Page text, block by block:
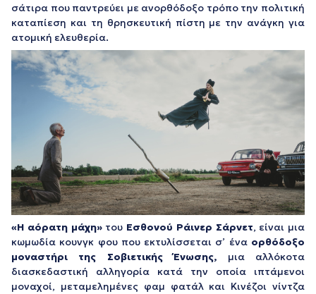
σάτιρα που παντρεύει με ανορθόδοξο τρόπο την πολιτική
καταπίεση και τη θρησκευτική πίστη με την ανάγκη για
ατομική ελευθερία.
«Η αόρατη μάχη»του Εσθονού Ράινερ Σάρνετ, είναι μια
κωμωδία κουνγκ φου που εκτυλίσσεται σ’ ένα ορθόδοξο
μοναστήρι της Σοβιετικής Ένωσης, μια αλλόκοτα
διασκεδαστική αλληγορία κατά την οποία ιπτάμενοι
μοναχοί, μεταμελημένες φαμ φατάλ και Κινέζοι νίντζα